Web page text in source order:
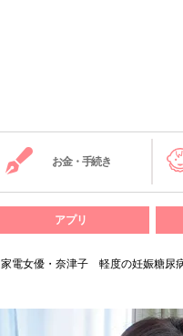
お金・手続き
アプリ
家電女優・奈津子 軽度の妊娠糖尿